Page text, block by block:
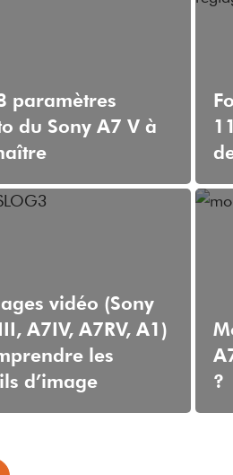
paramètres
du Sony A7 V à
vidéo (Sony
A7IV, A7RV, A1)
les
d’image
?